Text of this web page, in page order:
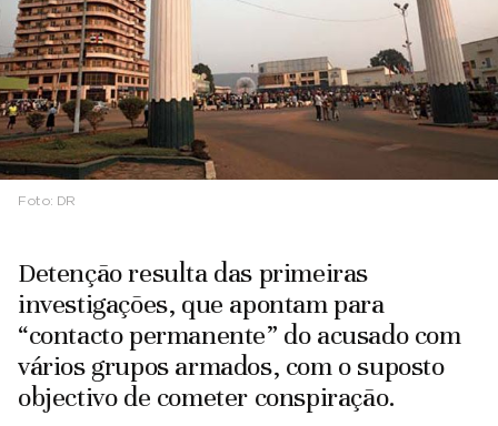
Foto: DR
Detenção resulta das primeiras
investigações, que apontam para
“contacto permanente” do acusado com
vários grupos armados, com o suposto
objectivo de cometer conspiração.